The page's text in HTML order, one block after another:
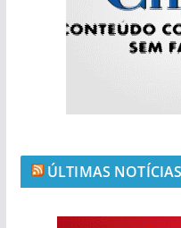
ÚLTIMAS NOTÍCIAS